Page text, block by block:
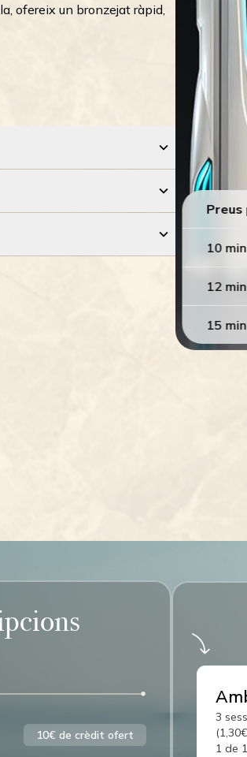
Preus
10 min
12 min
15 min
ofereix un bronzejat ràpid,
10€ de crèdit ofert
3
1 de